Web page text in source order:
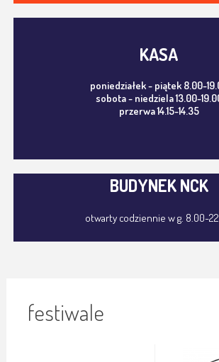
KASA
poniedziałek - piątek 8.00-
sobota - niedziela 13.00-
przerwa 14.15-14.35
BUDYNEK NCK
otwarty codziennie w g. 8.00-
festiwale